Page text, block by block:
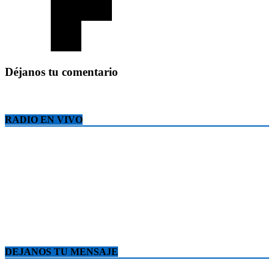
Déjanos tu comentario
RADIO EN VIVO
DEJANOS TU MENSAJE